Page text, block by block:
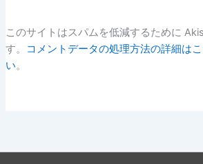
このサイトはスパムを低減するために
す。
コメントデータの処理方法の詳細は
い。